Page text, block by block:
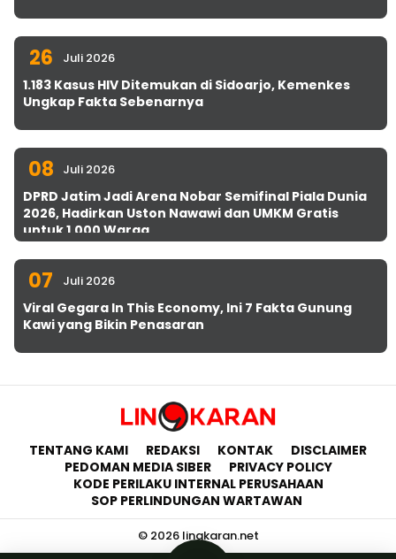
26 Juli 2026
1.183 Kasus HIV Ditemukan di Sidoarjo, Kemenkes
Ungkap Fakta Sebenarnya
08 Juli 2026
DPRD Jatim Jadi Arena Nobar Semifinal Piala Dunia
2026, Hadirkan Uston Nawawi dan UMKM Gratis
untuk 1.000 Warga
07 Juli 2026
Viral Gegara In This Economy, Ini 7 Fakta Gunung
Kawi yang Bikin Penasaran
TENTANG KAMI REDAKSI KONTAK
DISCLAIMER
PEDOMAN MEDIA SIBER
PRIVACY POLICY
KODE PERILAKU INTERNAL PERUSAHAAN
SOP PERLINDUNGAN WARTAWAN
© 2026 lingkaran.net